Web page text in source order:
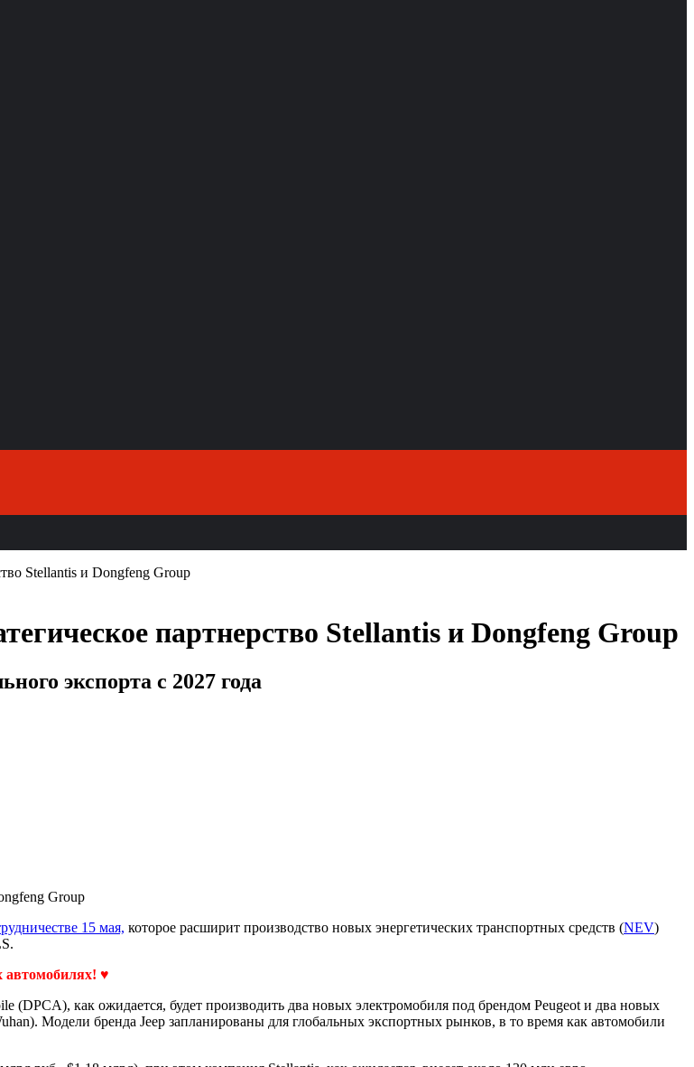
Stellantis и Dongfeng Group
партнерство Stellantis и Dongfeng Group
экспорта с 2027 года
Group
15 мая, которое расширит производство новых энергетических транспортных средств (NEV)
автомобилях! ♥
(DPCA), как ожидается, будет производить два новых электромобиля под брендом Peugeot и два новых
Модели бренда Jeep запланированы для глобальных экспортных рынков, в то время как автомобили